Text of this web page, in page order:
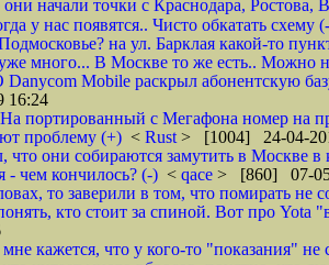
они начали точки с Краснодара,
у нас появятся.. Чисто обкатать схему
на ул. Барклая какой-то
много... В Москве то же есть.. Можно
Mobile раскрыл абонентскую
16:24
портированный с Мегафона номер на
проблему (+) < Rust > [1004] 24-04-
что они собираются замутить в Москве в
- чем кончилось? (-) < qace > [860] 07-
то заверили в том, что помирать не
кто стоит за спиной. Вот про Yota
кажется, что у кого-то "показания" не